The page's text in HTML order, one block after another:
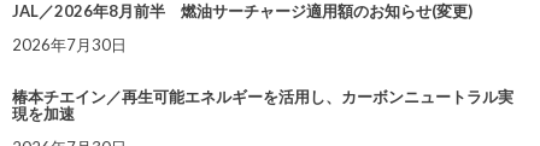
JAL／2026年8月前半 燃油サーチャージ適用額のお知らせ(変更)
2026年7月30日
椿本チエイン／再生可能エネルギーを活用し、カーボンニュートラル実
現を加速